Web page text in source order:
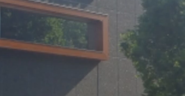
agréable dans
équipe
tout en œuvre pour
Nous le faisons avec des